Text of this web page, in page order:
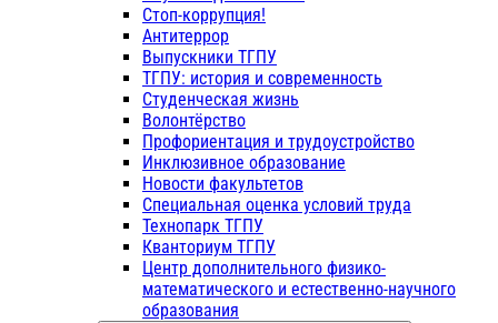
Стоп-коррупция!
Антитеррор
Выпускники ТГПУ
ТГПУ: история и современность
Студенческая жизнь
Волонтёрство
Профориентация и трудоустройство
Инклюзивное образование
Новости факультетов
Специальная оценка условий труда
Технопарк ТГПУ
Кванториум ТГПУ
Центр дополнительного физико-
математического и естественно-научного
образования